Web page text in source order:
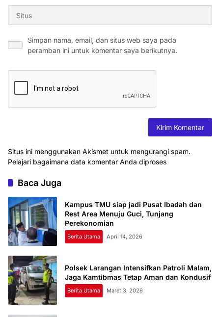
Simpan nama, email, dan situs web saya pada
peramban ini untuk komentar saya berikutnya.
Situs ini menggunakan Akismet untuk mengurangi spam.
Pelajari bagaimana data komentar Anda diproses
Baca Juga
Kampus TMU siap jadi Pusat Ibadah dan
Rest Area Menuju Guci, Tunjang
Perekonomian
Berita Utama April 14, 2026
Polsek Larangan Intensifkan Patroli Malam,
Jaga Kamtibmas Tetap Aman dan Kondusif
Berita Utama Maret 3, 2026